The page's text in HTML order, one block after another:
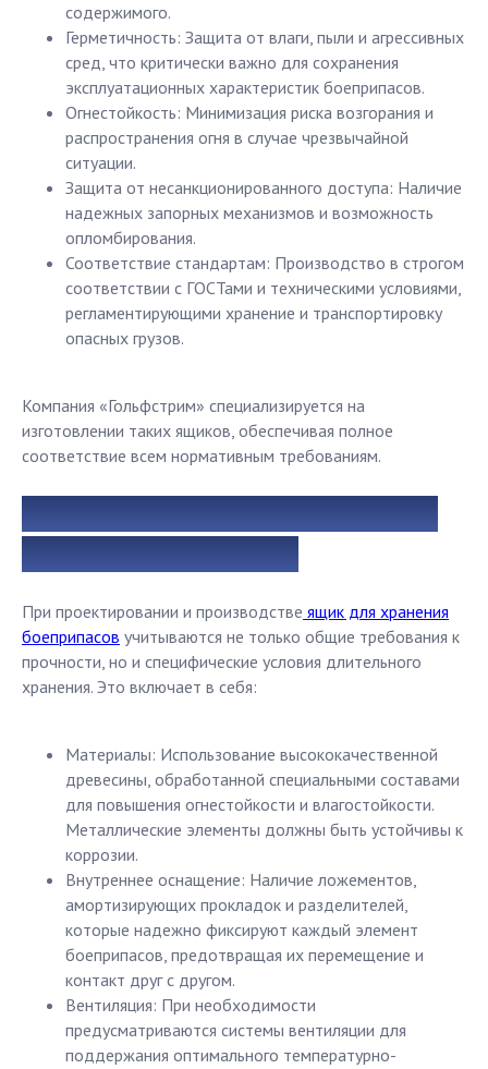
содержимого.
Герметичность: Защита от влаги, пыли и агрессивных
сред, что критически важно для сохранения
эксплуатационных характеристик боеприпасов.
Огнестойкость: Минимизация риска возгорания и
распространения огня в случае чрезвычайной
ситуации.
Защита от несанкционированного доступа: Наличие
надежных запорных механизмов и возможность
опломбирования.
Соответствие стандартам: Производство в строгом
соответствии с ГОСТами и техническими условиями,
регламентирующими хранение и транспортировку
опасных грузов.
Компания «Гольфстрим» специализируется на
изготовлении таких ящиков, обеспечивая полное
соответствие всем нормативным требованиям.
Ящик для хранения боеприпасов:
ключевые требования
При проектировании и производстве ящик для хранения
боеприпасов учитываются не только общие требования к
прочности, но и специфические условия длительного
хранения. Это включает в себя:
Материалы: Использование высококачественной
древесины, обработанной специальными составами
для повышения огнестойкости и влагостойкости.
Металлические элементы должны быть устойчивы к
коррозии.
Внутреннее оснащение: Наличие ложементов,
амортизирующих прокладок и разделителей,
которые надежно фиксируют каждый элемент
боеприпасов, предотвращая их перемещение и
контакт друг с другом.
Вентиляция: При необходимости
предусматриваются системы вентиляции для
поддержания оптимального температурно-